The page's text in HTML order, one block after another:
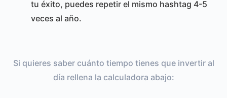
tu éxito, puedes repetir el mismo hashtag 4-5
veces al año.
Si quieres saber cuánto tiempo tienes que invertir al
día rellena la calculadora abajo: